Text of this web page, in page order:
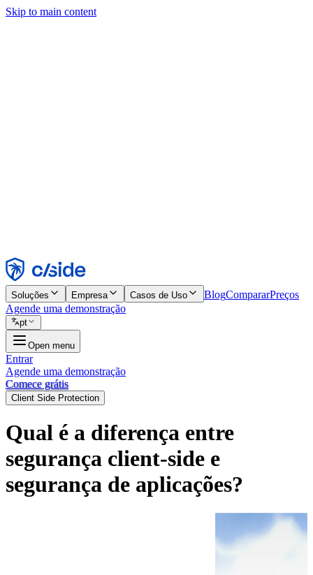
Skip to main content
Rejeitar
Soluções Empresa Casos de Uso BlogCompararPreços
Agende uma demonstração
pt
Open menu
Entrar
Agende uma demonstração
Comece grátis
Client Side Protection
Qual é a diferença entre
segurança client-side e
segurança de aplicações?